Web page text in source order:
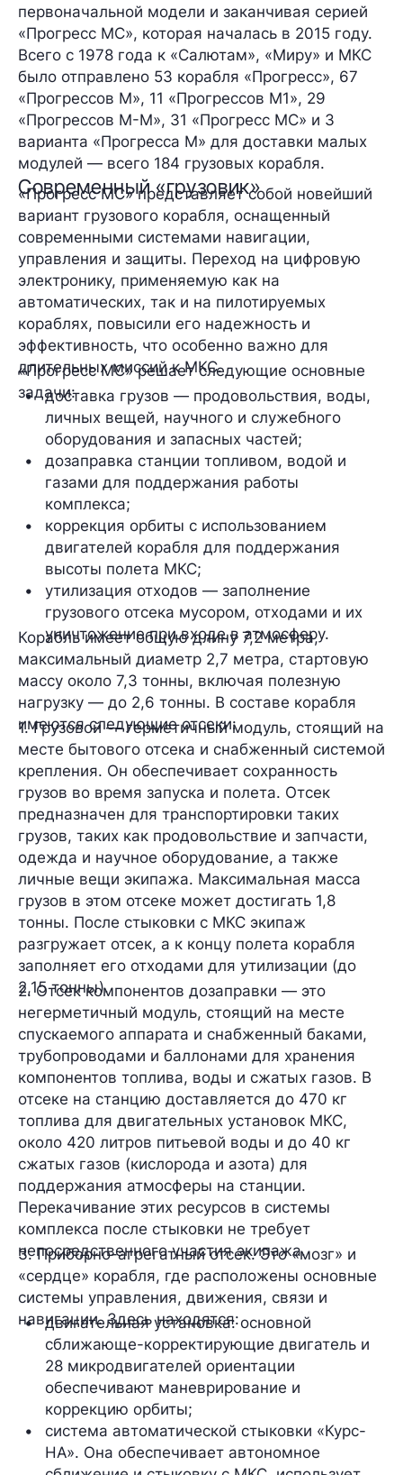
первоначальной модели и заканчивая серией
«Прогресс МС», которая началась в 2015 году.
Всего с 1978 года к «Салютам», «Миру» и МКС
было отправлено 53 корабля «Прогресс», 67
«Прогрессов М», 11 «Прогрессов М1», 29
«Прогрессов М-М», 31 «Прогресс МС» и 3
варианта «Прогресса М» для доставки малых
модулей — всего 184 грузовых корабля.
Современный «грузовик»
«Прогресс МС» представляет собой новейший
вариант грузового корабля, оснащенный
современными системами навигации,
управления и защиты. Переход на цифровую
электронику, применяемую как на
автоматических, так и на пилотируемых
кораблях, повысили его надежность и
эффективность, что особенно важно для
длительных миссий к МКС.
«Прогресс МС» решает следующие основные
задачи:
доставка грузов — продовольствия, воды,
личных вещей, научного и служебного
оборудования и запасных частей;
дозаправка станции топливом, водой и
газами для поддержания работы
комплекса;
коррекция орбиты с использованием
двигателей корабля для поддержания
высоты полета МКС;
утилизация отходов — заполнение
грузового отсека мусором, отходами и их
уничтожение при входе в атмосферу.
Корабль имеет общую длину 7,2 метра,
максимальный диаметр 2,7 метра, стартовую
массу около 7,3 тонны, включая полезную
нагрузку — до 2,6 тонны. В составе корабля
имеются следующиеотсеки:
1. Грузовой — герметичный модуль, стоящий на
месте бытового отсека и снабженный системой
крепления. Он обеспечивает сохранность
грузов во время запуска и полета. Отсек
предназначен для транспортировки таких
грузов, таких как продовольствие и запчасти,
одежда и научное оборудование, а также
личные вещи экипажа. Максимальная масса
грузов в этом отсеке может достигать 1,8
тонны. После стыковки с МКС экипаж
разгружает отсек, а к концу полета корабля
заполняет его отходами для утилизации (до
2,15 тонны).
2. Отсек компонентов дозаправки — это
негерметичный модуль, стоящий на месте
спускаемого аппарата и снабженный баками,
трубопроводами и баллонами для хранения
компонентов топлива, воды и сжатых газов. В
отсеке на станцию доставляется до 470 кг
топлива для двигательных установок МКС,
около 420 литров питьевой воды и до 40 кг
сжатых газов (кислорода и азота) для
поддержания атмосферы на станции.
Перекачивание этих ресурсов в системы
комплекса после стыковки не требует
непосредственного участия экипажа.
3. Приборно-агрегатный отсек. Это «мозг» и
«сердце» корабля, где расположены основные
системы управления, движения, связи и
навигации. Здесь находятся:
двигательная установка: основной
сближающе-корректирующие двигатель и
28 микродвигателей ориентации
обеспечивают маневрирование и
коррекцию орбиты;
система автоматической стыковки «Курс-
НА». Она обеспечивает автономное